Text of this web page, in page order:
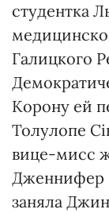
студентка
Галицкого
Корону ей
Толулопе
вице-мисс
Дженнифер
заняла